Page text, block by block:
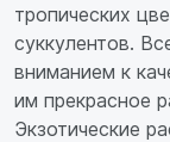
тропических
суккулентов.
вниманием к
им прекрасное
Экзотические